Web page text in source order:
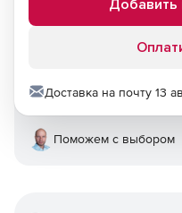
Добавить
Доставка на почту 13
Поможем с выбором